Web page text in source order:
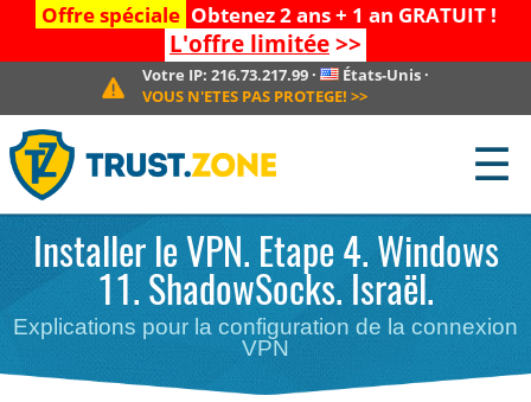
Offre spéciale Obtenez 2 ans + 1 an GRATUIT !
L'offre limitée>>
Votre IP:216.73.217.99 · États-Unis·
VOUS N'ETES PAS PROTEGE! >>
☰
Installer le VPN. Etape 4. Windows
11. ShadowSocks. Israël.
Explications pour la configuration de la connexion
VPN